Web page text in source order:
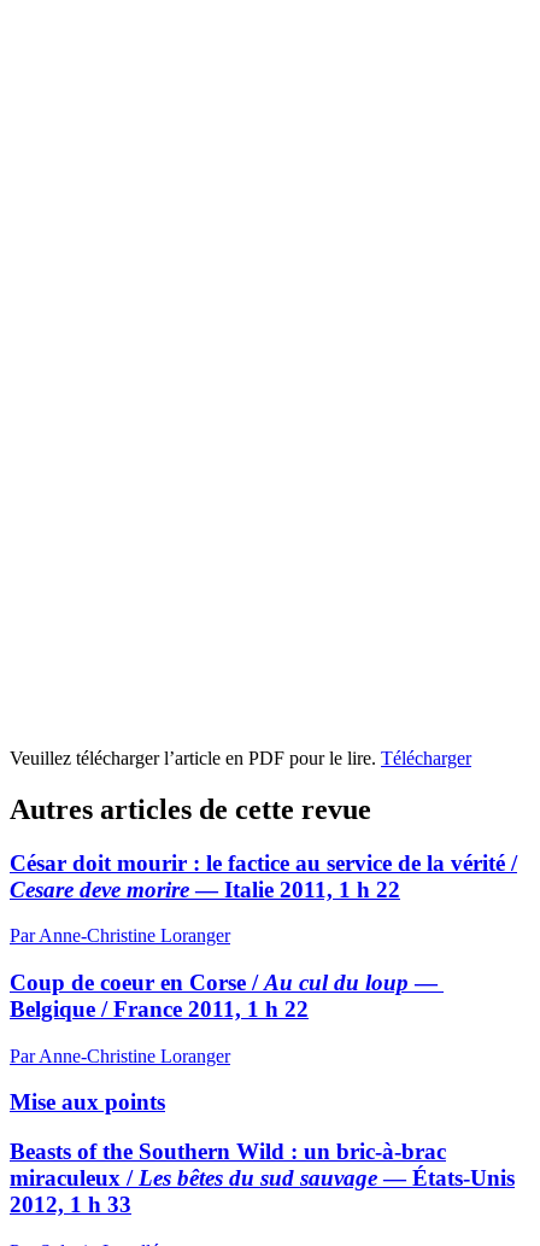
Veuillez télécharger l’article en PDF pour le lire. Télécharger
Autres articles de cette revue
César doit mourir : le factice au service de la vérité /
Cesare deve morire— Italie 2011, 1 h 22
Par Anne-Christine Loranger
Coup de coeur en Corse /Au cul du loup —
Belgique / France 2011, 1 h 22
Par Anne-Christine Loranger
Mise aux points
Beasts of the Southern Wild : un bric-à-brac
miraculeux / Les bêtes du sud sauvage— États-Unis
2012, 1 h 33